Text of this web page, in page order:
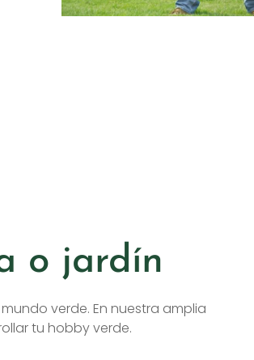
o jardín
verde. En nuestra amplia
tu hobby verde.